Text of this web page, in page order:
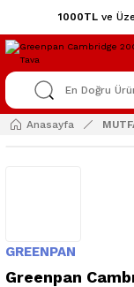
1000TLve
Anasayfa
GREENPAN
Greenpan